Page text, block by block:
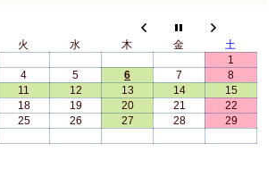
火 水 木 金
土
1
4 5 6 7
8
11 12 13 14
15
18 19 20 21
22
25 26 27 28
29